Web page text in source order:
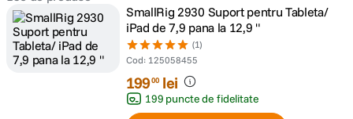
5. lavaliera
canon sx740 hs
card memorie
SmallRig 2930 Suport pentru Tableta/
iPad de 7,9 pana la 12,9 "
(1)
Cod: 125058455
19900 lei
199 puncte de fidelitate